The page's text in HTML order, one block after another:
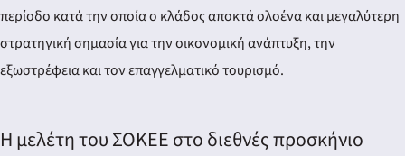
περίοδο κατά την οποία ο κλάδος αποκτά ολοένα και μεγαλύτερη
στρατηγική σημασία για την οικονομική ανάπτυξη, την
εξωστρέφεια και τον επαγγελματικό τουρισμό.
Η μελέτη του ΣΟΚΕΕ στο διεθνές προσκήνιο